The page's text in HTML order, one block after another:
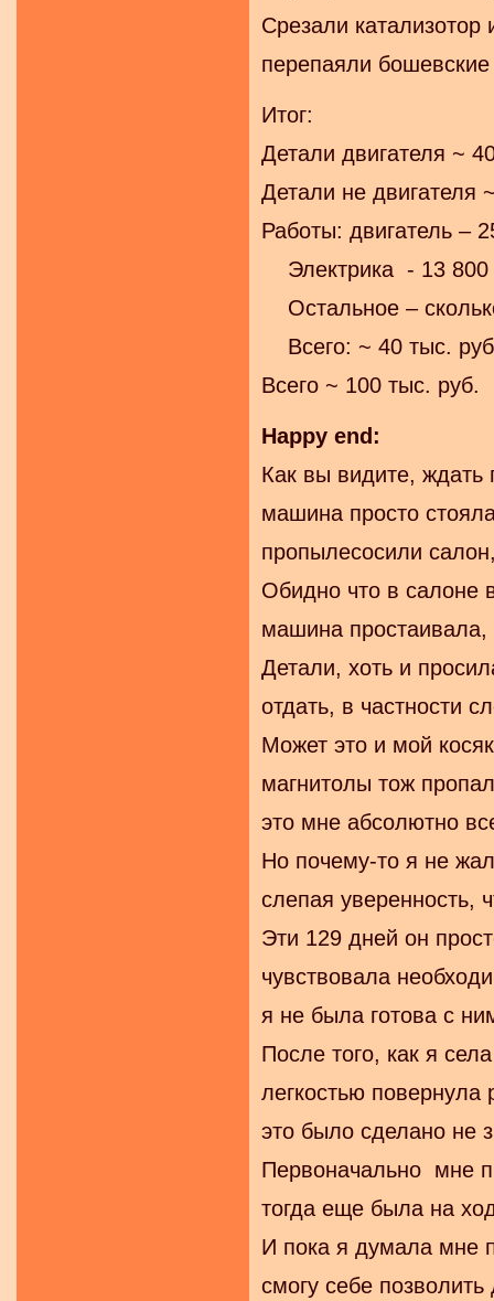
Срезали катализотор
перепаяли
Итог:
Детали двигателя ~
Детали не двигателя
Работы: двигатель –
Электрика - 13 800
Остальное –
Всего: ~ 40 тыс.
Всего ~ 100 тыс. руб.
Happy end:
Как вы видите, ждать
машина просто
пропылесосили
Обидно что в салоне
машина
Детали, хоть и
отдать, в частности
Может это и мой
магнитолы тож
это мне абсолютно
Но почему-то я не
слепая уверенность,
Эти 129 дней он
чувствовала
я не была готова с
После того, как я
легкостью повернула
это было сделано не
Первоначально мне
тогда еще была на
И пока я думала мне
смогу себе